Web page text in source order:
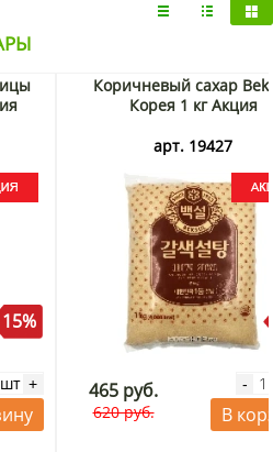
15%
шт +
Коричневый сахар
Корея 1 кг Акция
арт. 19427
465 руб.
620 руб.
-
В